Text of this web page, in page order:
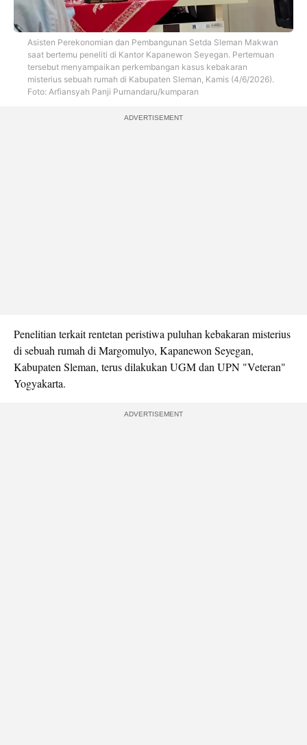
Asisten Perekonomian dan Pembangunan Setda Sleman Makwan
saat bertemu peneliti di Kantor Kapanewon Seyegan. Pertemuan
tersebut menyampaikan perkembangan kasus kebakaran
misterius sebuah rumah di Kabupaten Sleman, Kamis (4/6/2026).
Foto: Arfiansyah Panji Purnandaru/kumparan
ADVERTISEMENT
Penelitian terkait rentetan peristiwa puluhan kebakaran misterius
di sebuah rumah di Margomulyo, Kapanewon Seyegan,
Kabupaten Sleman, terus dilakukan UGM dan UPN "Veteran"
Yogyakarta.
ADVERTISEMENT